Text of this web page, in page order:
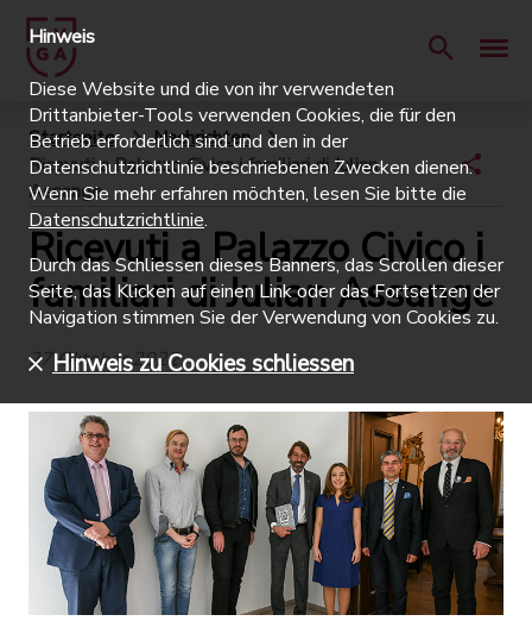
Startseite
Nachrichten
Ricevuti a Palazzo Civico i familiari di Julian
Assange
Ricevuti a Palazzo Civico i
familiari di Julian Assange
27 Oktober 2022
Hinweis
Diese Website und die von ihr verwendeten
Drittanbieter-Tools verwenden Cookies, die für den
Betrieb erforderlich sind und den in der
Datenschutzrichtlinie beschriebenen Zwecken dienen.
Wenn Sie mehr erfahren möchten, lesen Sie bitte die
Datenschutzrichtlinie.
Durch das Schliessen dieses Banners, das Scrollen dieser
Seite, das Klicken auf einen Link oder das Fortsetzen der
Navigation stimmen Sie der Verwendung von Cookies zu.
Hinweis zu Cookies schliessen